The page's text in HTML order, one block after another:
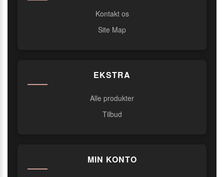
Kontakt os
Site Map
EKSTRA
Alle produkter
Tilbud
MIN KONTO